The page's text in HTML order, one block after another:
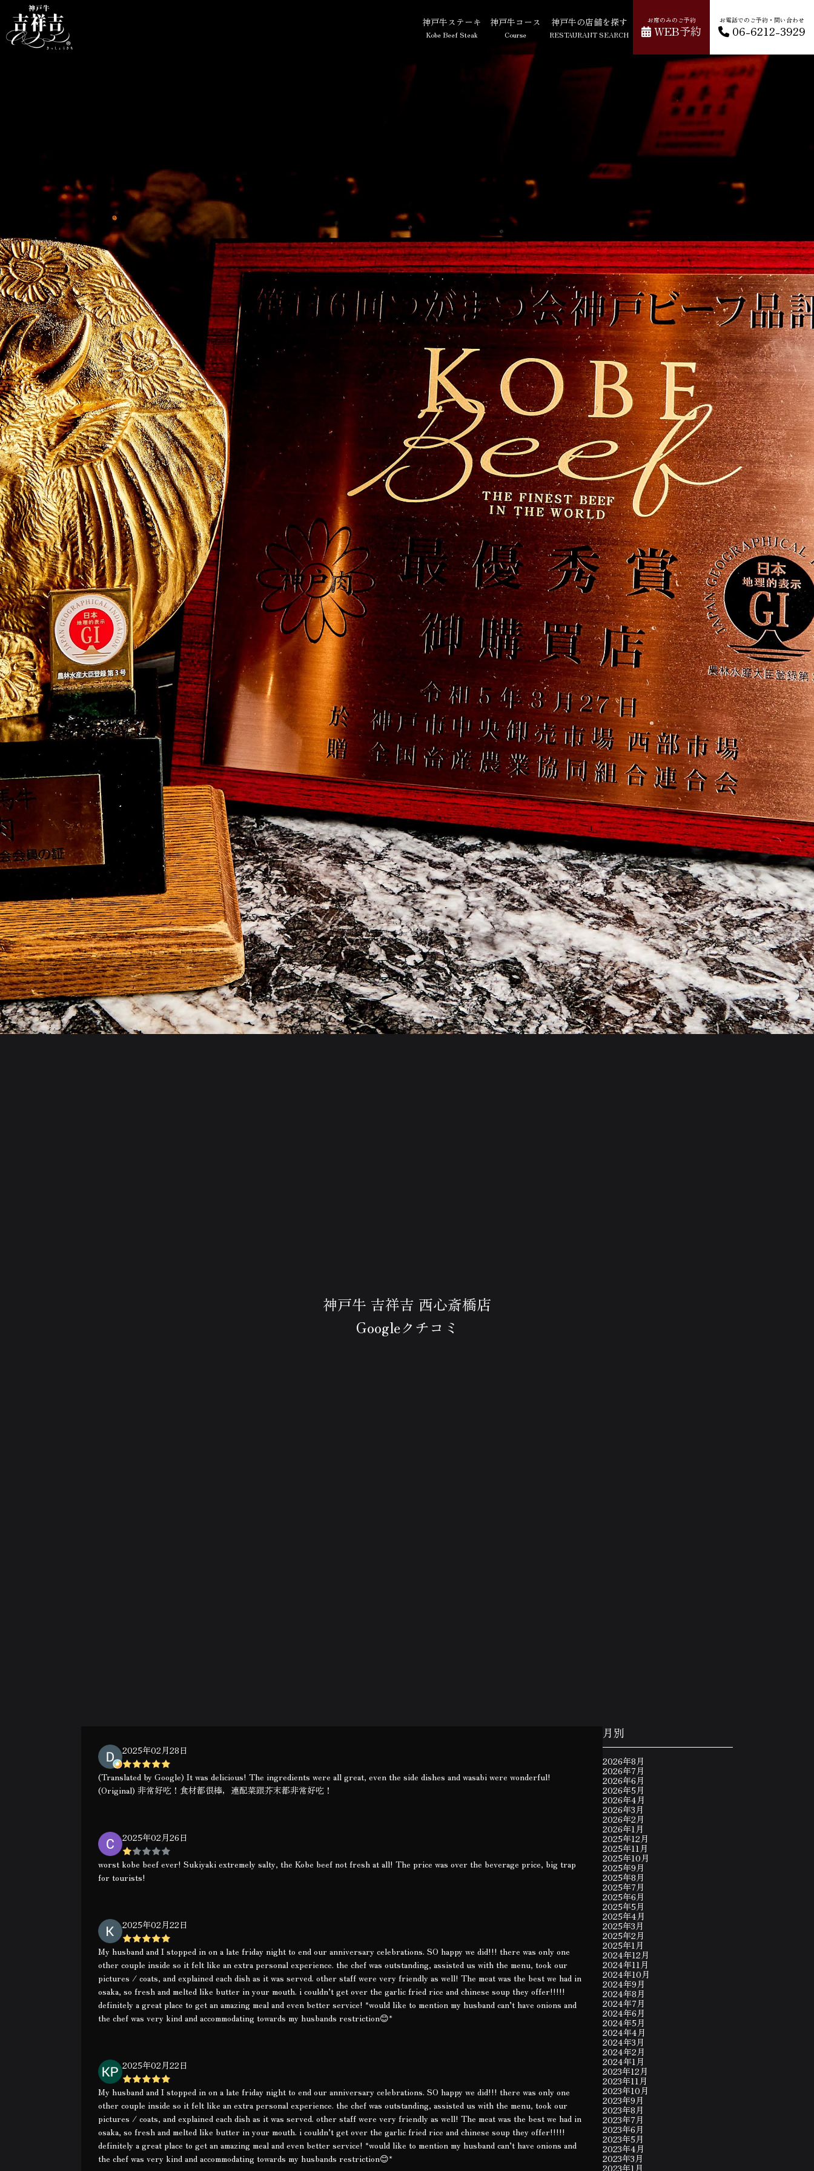
神戸牛ステーキ
Kobe Beef Steak
神戸牛コース
Course
神戸牛の店舗を探す
RESTAURANT SEARCH
お席のみのご予約
WEB予約
お電話でのご予約・問い合わせ
06-6212-3929
神戸牛 吉祥吉 西心斎橋店
Googleクチコミ
2025年02月28日
(Translated by Google) It was delicious! The ingredients were all great, even the side dishes and wasabi were wonderful!
(Original) 非常好吃！食材都很棒，連配菜跟芥末都非常好吃！
2025年02月26日
worst kobe beef ever! Sukiyaki extremely salty, the Kobe beef not fresh at all! The price was over the beverage price, big trap
for tourists!
2025年02月22日
My husband and I stopped in on a late friday night to end our anniversary celebrations. SO happy we did!!! there was only one
other couple inside so it felt like an extra personal experience. the chef was outstanding, assisted us with the menu, took our
pictures / coats, and explained each dish as it was served. other staff were very friendly as well! The meat was the best we had in
osaka, so fresh and melted like butter in your mouth. i couldn’t get over the garlic fried rice and chinese soup they offer!!!!!
definitely a great place to get an amazing meal and even better service! *would like to mention my husband can’t have onions and
the chef was very kind and accommodating towards my husbands restriction😊*
2025年02月22日
My husband and I stopped in on a late friday night to end our anniversary celebrations. SO happy we did!!! there was only one
other couple inside so it felt like an extra personal experience. the chef was outstanding, assisted us with the menu, took our
pictures / coats, and explained each dish as it was served. other staff were very friendly as well! The meat was the best we had in
osaka, so fresh and melted like butter in your mouth. i couldn’t get over the garlic fried rice and chinese soup they offer!!!!!
definitely a great place to get an amazing meal and even better service! *would like to mention my husband can’t have onions and
the chef was very kind and accommodating towards my husbands restriction😊*
月別
2026年8月
2026年7月
2026年6月
2026年5月
2026年4月
2026年3月
2026年2月
2026年1月
2025年12月
2025年11月
2025年10月
2025年9月
2025年8月
2025年7月
2025年6月
2025年5月
2025年4月
2025年3月
2025年2月
2025年1月
2024年12月
2024年11月
2024年10月
2024年9月
2024年8月
2024年7月
2024年6月
2024年5月
2024年4月
2024年3月
2024年2月
2024年1月
2023年12月
2023年11月
2023年10月
2023年9月
2023年8月
2023年7月
2023年6月
2023年5月
2023年4月
2023年3月
2023年1月